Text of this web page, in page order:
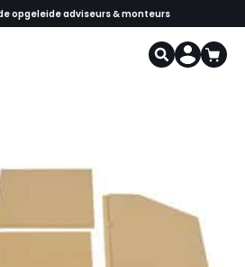
opgeleide adviseurs & monteurs